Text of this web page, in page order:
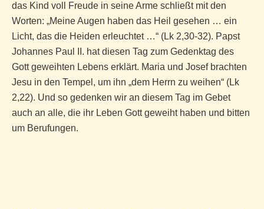
das Kind voll Freude in seine Arme schließt mit den
Worten: „Meine Augen haben das Heil gesehen … ein
Licht, das die Heiden erleuchtet …“ (Lk 2,30-32). Papst
Johannes Paul II. hat diesen Tag zum Gedenktag des
Gott geweihten Lebens erklärt. Maria und Josef brachten
Jesu in den Tempel, um ihn „dem Herrn zu weihen“ (Lk
2,22). Und so gedenken wir an diesem Tag im Gebet
auch an alle, die ihr Leben Gott geweiht haben und bitten
um Berufungen.